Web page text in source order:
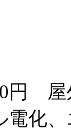
円 屋
、エ